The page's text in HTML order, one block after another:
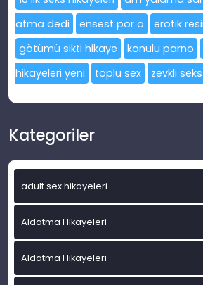
atma dedi
ensest por o
erotik
götümü sikti hikaye
konulu parno
hikayeleri yeni
toplu sex zevkli
Kategoriler
adult sex hikayeleri
Aldatma Hikayeleri
Aldatma Hikayeleri